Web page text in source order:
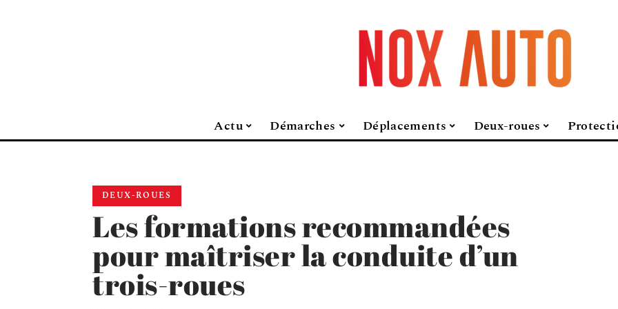
Actu Démarches Déplacements Deux-roues
DEUX-ROUES
Les formations recommandées
pour maîtriser la conduite d’un
trois-roues